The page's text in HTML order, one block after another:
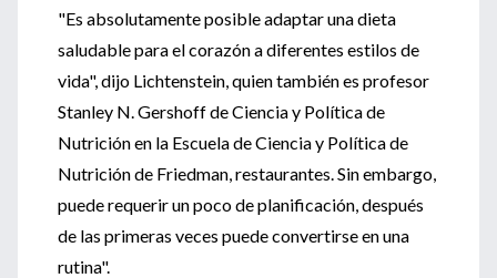
"Es absolutamente posible adaptar una dieta
saludable para el corazón a diferentes estilos de
vida", dijo Lichtenstein, quien también es profesor
Stanley N. Gershoff de Ciencia y Política de
Nutrición en la Escuela de Ciencia y Política de
Nutrición de Friedman, restaurantes. Sin embargo,
puede requerir un poco de planificación, después
de las primeras veces puede convertirse en una
rutina".